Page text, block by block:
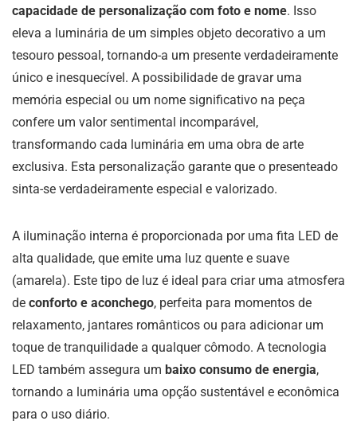
capacidade de personalização com foto e nome. Isso
eleva a luminária de um simples objeto decorativo a um
tesouro pessoal, tornando-a um presente verdadeiramente
único e inesquecível. A possibilidade de gravar uma
memória especial ou um nome significativo na peça
confere um valor sentimental incomparável,
transformando cada luminária em uma obra de arte
exclusiva. Esta personalização garante que o presenteado
sinta-se verdadeiramente especial e valorizado.
A iluminação interna é proporcionada por uma fita LED de
alta qualidade, que emite uma luz quente e suave
(amarela). Este tipo de luz é ideal para criar uma atmosfera
de conforto e aconchego, perfeita para momentos de
relaxamento, jantares românticos ou para adicionar um
toque de tranquilidade a qualquer cômodo. A tecnologia
LED também assegura um baixo consumo de energia,
tornando a luminária uma opção sustentável e econômica
para o uso diário.